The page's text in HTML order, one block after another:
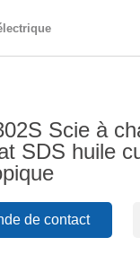
Scie à
SDS huile
de contact